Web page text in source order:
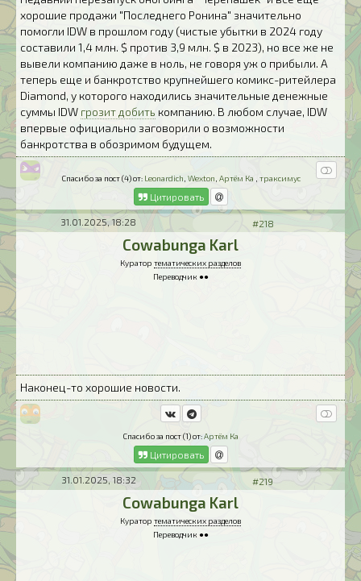
хорошие продажи "Последнего Ронина" значительно
помогли IDW в прошлом году (чистые убытки в 2024 году
составили 1,4 млн. $ против 3,9 млн. $ в 2023), но все же не
вывели компанию даже в ноль, не говоря уж о прибыли. А
теперь еще и банкротство крупнейшего комикс-ритейлера
Diamond, у которого находились значительные денежные
суммы IDW грозит добить компанию. В любом случае, IDW
впервые официально заговорили о возможности
банкротства в обозримом будущем.
Спасибо за пост (4) от: Leonardich Wexton Артём Ка траксимус
Цитировать
31.01.2025, 18:28 #218
Cowabunga Karl
Куратор тематических разделов
Переводчик ●●
Наконец-то хорошие новости.
Спасибо за пост (1) от:Артём Ка
Цитировать
31.01.2025, 18:32 #219
Cowabunga Karl
Куратор тематических разделов
Переводчик ●●